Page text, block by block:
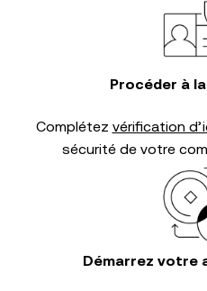
Procéder à
Complétez vérification
sécurité de votre
Démarrez votre